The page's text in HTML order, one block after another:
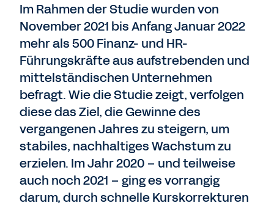
Im Rahmen der Studie wurden von
November 2021 bis Anfang Januar 2022
mehr als 500 Finanz- und HR-
Führungskräfte aus aufstrebenden und
mittelständischen Unternehmen
befragt. Wie die Studie zeigt, verfolgen
diese das Ziel, die Gewinne des
vergangenen Jahres zu steigern, um
stabiles, nachhaltiges Wachstum zu
erzielen. Im Jahr 2020 – und teilweise
auch noch 2021 – ging es vorrangig
darum, durch schnelle Kurskorrekturen